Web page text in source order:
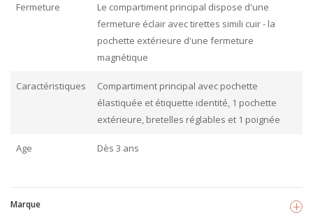
Fermeture
Le compartiment principal dispose d'une
fermeture éclair avec tirettes simili cuir - la
pochette extérieure d'une fermeture
magnétique
Caractéristiques
Compartiment principal avec pochette
élastiquée et étiquette identité, 1 pochette
extérieure, bretelles réglables et 1 poignée
Age Dès 3 ans
Marque